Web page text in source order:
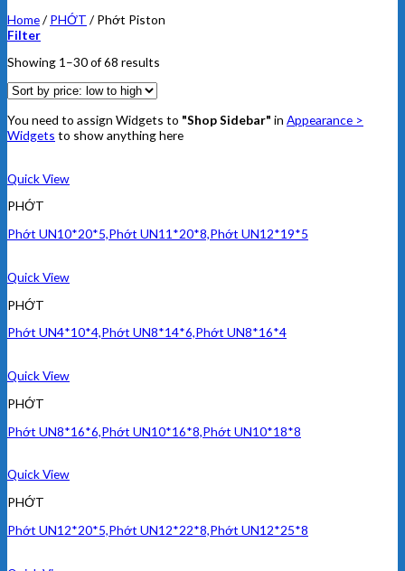
Home/ PHỚT / Phớt Piston
Filter
Showing 1–30 of 68 results
You need to assign Widgets to "Shop Sidebar" in Appearance >
Widgets to show anything here
Quick View
PHỚT
Phớt UN10*20*5,Phớt UN11*20*8,Phớt UN12*19*5
Quick View
PHỚT
Phớt UN4*10*4,Phớt UN8*14*6,Phớt UN8*16*4
Quick View
PHỚT
Phớt UN8*16*6,Phớt UN10*16*8,Phớt UN10*18*8
Quick View
PHỚT
Phớt UN12*20*5,Phớt UN12*22*8,Phớt UN12*25*8